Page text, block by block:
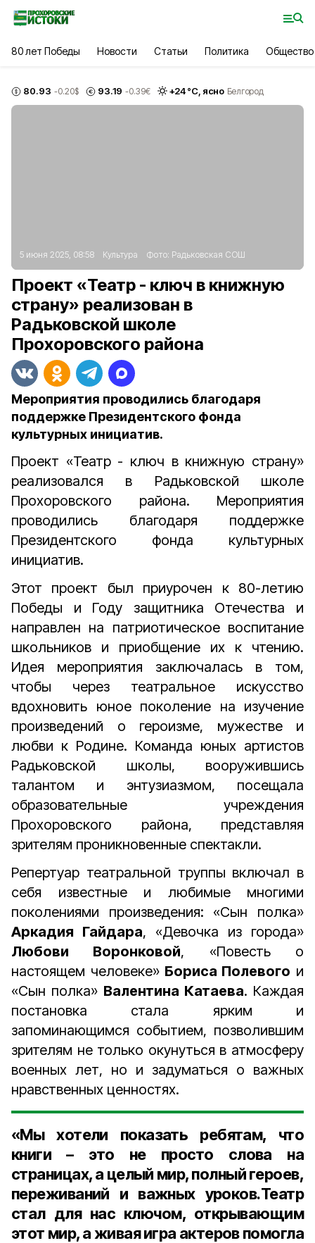
80 лет Победы Новости Статьи Политика Общество
80.93 -0.20$ 93.19 -0.39€ +24°С, ясно Белгород
5 июня 2025, 08:58 Культура Фото: Радьковская СОШ
Проект «Театр - ключ в книжную
страну» реализован в
Радьковской школе
Прохоровского района
Мероприятия проводились благодаря
поддержке Президентского фонда
культурных инициатив.
Проект «Театр - ключ в книжную страну»
реализовался в Радьковской школе
Прохоровского района. Мероприятия
проводились благодаря поддержке
Президентского фонда культурных
инициатив.
Этот проект был приурочен к 80-летию
Победы и Году защитника Отечества и
направлен на патриотическое воспитание
школьников и приобщение их к чтению.
Идея мероприятия заключалась в том,
чтобы через театральное искусство
вдохновить юное поколение на изучение
произведений о героизме, мужестве и
любви к Родине. Команда юных артистов
Радьковской школы, вооружившись
талантом и энтузиазмом, посещала
образовательные учреждения
Прохоровского района, представляя
зрителям проникновенные спектакли.
Репертуар театральной труппы включал в
себя известные и любимые многими
поколениями произведения: «Сын полка»
Аркадия Гайдара, «Девочка из города»
Любови Воронковой, «Повесть о
настоящем человеке»Бориса Полевого и
«Сын полка» Валентина Катаева. Каждая
постановка стала ярким и
запоминающимся событием, позволившим
зрителям не только окунуться в атмосферу
военных лет, но и задуматься о важных
нравственных ценностях.
«Мы хотели показать ребятам, что
книги – это не просто слова на
страницах, а целый мир, полный героев,
переживаний и важных уроков.Театр
стал для нас ключом, открывающим
этот мир, а живая игра актеров помогла